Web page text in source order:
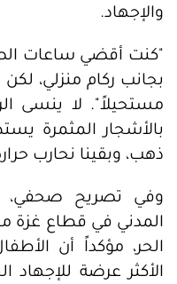
والإجهاد.
"كنت أقضي ساعات
بجانب ركام منزلي،
مستحيلاً". لا ينسى
بالأشجار المثمرة
ذهب، وبقينا نحارب
وفي تصريح صحفي،
المدني في قطاع غزة
الحر، مؤكداً أن
الأكثر عرضة